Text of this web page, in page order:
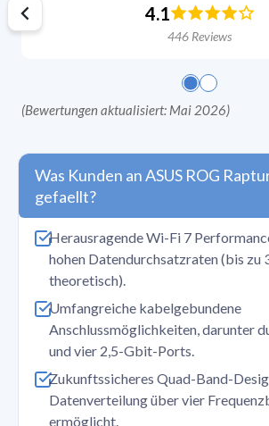
4.1
446 Reviews
(Bewertungen aktualisiert: Mai 2026)
Was Kunden an ASUS ROG
gefaellt?
Herausragende Wi-Fi 7
hohen Datendurchsatzraten (bis zu
theoretisch).
Umfangreiche kabelgebundene
Anschlussmöglichkeiten, darunter
und vier 2,5-Gbit-Ports.
Zukunftssicheres Quad-Band-
Datenverteilung über vier
ermöglicht.